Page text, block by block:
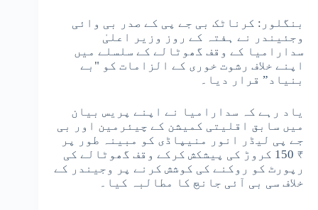
بنگلور: کرناٹک بی جے پی کے صدر بی وائی
وجئیندر نے ہفتہ کے روز وزیر اعلیٰ
سدارامیا کے وقف گھوٹالے کے سلسلے میں
اپنے خلاف رشوت خوری کے الزامات کو "بے
بنیاد” قرار دیا۔
یاد رہے کہ سدارامیا نے اپنے پریس بیان
میں سابق اقلیتی کمیشن کے چیئرمین اور بی
جے پی لیڈر انور منیپاڈی کو مبینہ طور پر
₹ 150 کروڑ کی پیشکش کرکے وقف گھوٹالے کی
رپورٹ کو روکنے کی کوشش کرنے پر وجیندر کے
خلاف سی بی آئی جانچ کا مطالبہ کیا۔